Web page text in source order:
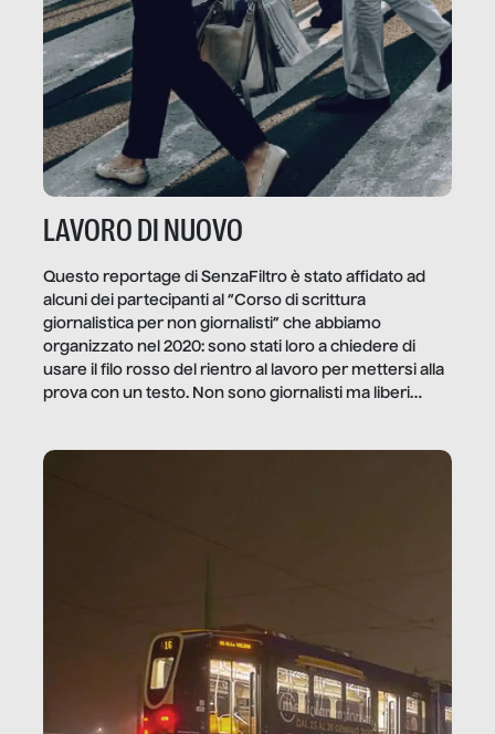
LAVORO DI NUOVO
Questo reportage di SenzaFiltro è stato affidato ad
alcuni dei partecipanti al “Corso di scrittura
giornalistica per non giornalisti” che abbiamo
organizzato nel 2020: sono stati loro a chiedere di
usare il filo rosso del rientro al lavoro per mettersi alla
prova con un testo. Non sono giornalisti ma liberi